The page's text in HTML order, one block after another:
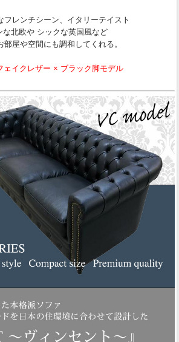
フレンチシーン、イタリーテイスト
な北欧や シックな英国風など
部屋や空間にも調和してくれる。
ェイクレザー × ブラック脚モデル